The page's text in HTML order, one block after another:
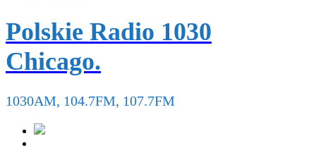
Polskie Radio 1030
Chicago.
1030AM, 104.7FM, 107.7FM